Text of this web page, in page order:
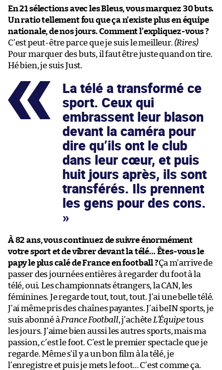
En 21 sélections avec les Bleus, vous marquez 30 buts.
Un ratio tellement fou que ça n’existe plus en équipe
nationale, de nos jours. Comment l’expliquez-vous ?
C’est peut-être parce que je suis le meilleur. (Rires)
Pour marquer des buts, il faut être juste quand on tire.
Hé bien, je suis Just.
La télé a transformé ce
sport. Ceux qui
embrassent leur blason
devant la caméra pour
dire qu’ils ont le club
dans leur cœur, et puis
huit jours après, ils sont
transférés. Ils prennent
les gens pour des cons.
À 82 ans, vous continuez de suivre énormément
votre sport et de vibrer devant la télé… Êtes-vous le
papy le plus calé de France en football ?Ça m’arrive de
passer des journées entières à regarder du foot à la
télé, oui. Les championnats étrangers, la CAN, les
féminines. Je regarde tout, tout, tout. J’ai une belle télé.
J’ai même pris des chaînes payantes. J’ai beIN sports, je
suis abonné à France Football, j’achète L’Équipetous
les jours. J’aime bien aussi les autres sports, mais ma
passion, c’est le foot. C’est le premier spectacle que je
regarde. Même s’il y a un bon film à la télé, je
l’enregistre et puis je mets le foot… C’est comme ça.